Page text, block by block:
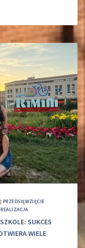
| PRZEDSIĘWZIĘCIE
SUKCES
WIELE